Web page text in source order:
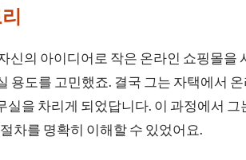
신의 아이디어로 작은 온라인 쇼핑몰을
용도를 고민했죠. 결국 그는 자택에서
실을 차리게 되었답니다. 이 과정에서 그
차를 명확히 이해할 수 있었어요.